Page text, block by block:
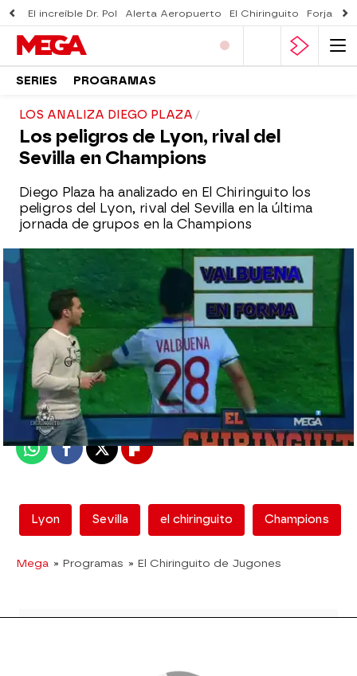
El increíble Dr. Pol Alerta Aeropuerto El Chiringuito Forjado
SERIES PROGRAMAS
LOS ANALIZA DIEGO PLAZA
Los peligros de Lyon, rival del
Sevilla en Champions
Diego Plaza ha analizado en El Chiringuito los
peligros del Lyon, rival del Sevilla en la última
jornada de grupos en la Champions
mega
Madrid
Publicado:08 de junio de 2018, 17:26
WhatsappFacebook
X Flipboard
Lyon Sevilla el chiringuito Champions
Mega » Programas » El Chiringuito de Jugones